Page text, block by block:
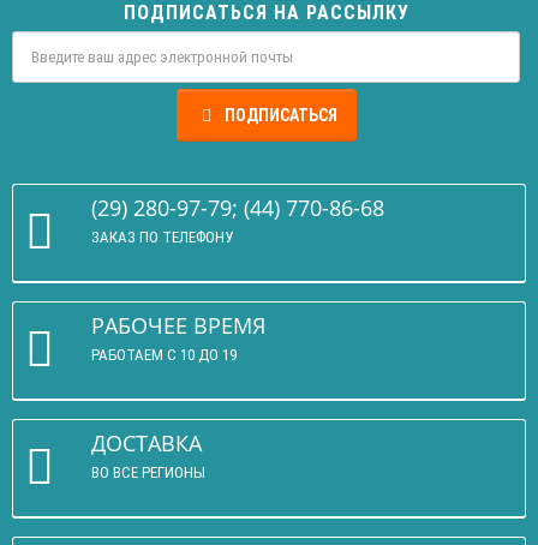
ПОДПИСАТЬСЯ НА РАССЫЛКУ
ПОДПИСАТЬСЯ
(29) 280-97-79; (44) 770-86-68
ЗАКАЗ ПО ТЕЛЕФОНУ
РАБОЧЕЕ ВРЕМЯ
РАБОТАЕМ С 10 ДО 19
ДОСТАВКА
ВО ВСЕ РЕГИОНЫ